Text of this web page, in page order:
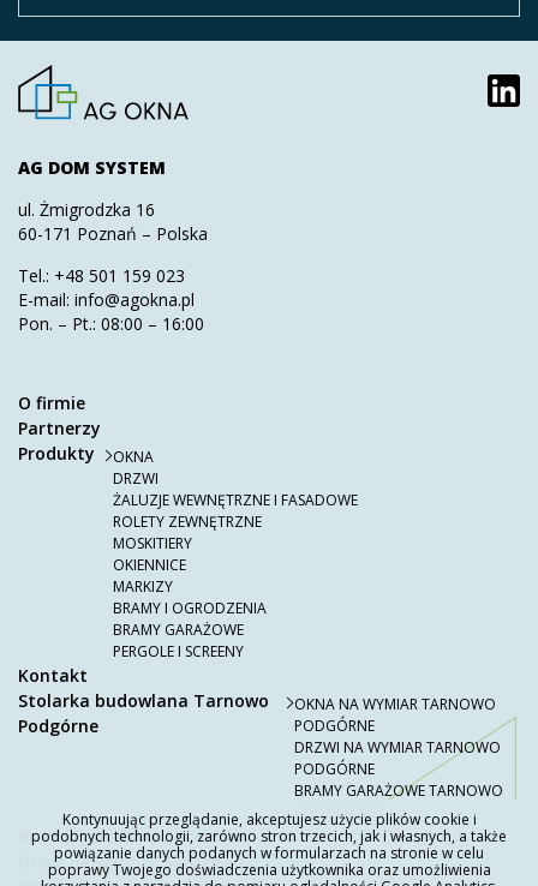
AG DOM SYSTEM
ul. Żmigrodzka 16
60-171 Poznań – Polska
Tel.: +48 501 159 023
E-mail: info@agokna.pl
Pon. – Pt.: 08:00 – 16:00
O firmie
Partnerzy
Produkty
OKNA
DRZWI
ŻALUZJE WEWNĘTRZNE I FASADOWE
ROLETY ZEWNĘTRZNE
MOSKITIERY
OKIENNICE
MARKIZY
BRAMY I OGRODZENIA
BRAMY GARAŻOWE
PERGOLE I SCREENY
Kontakt
Stolarka budowlana Tarnowo
Podgórne
OKNA NA WYMIAR TARNOWO
PODGÓRNE
DRZWI NA WYMIAR TARNOWO
PODGÓRNE
BRAMY GARAŻOWE TARNOWO
PODGÓRNE
Bramy garażowe Skórzewo
Drzwi na wymiar Skórzewo
Kontynuując przeglądanie, akceptujesz użycie plików cookie i
podobnych technologii, zarówno stron trzecich, jak i własnych, a także
powiązanie danych podanych w formularzach na stronie w celu
poprawy Twojego doświadczenia użytkownika oraz umożliwienia